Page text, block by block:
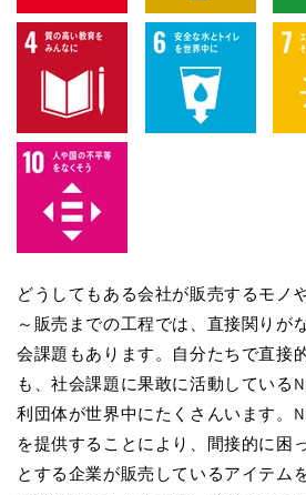
どうしてもある会社が販売するモノ
～販売までの工程では、直接関りが
会課題もあります。自分たちで直接
も、社会課題に果敢に活動している
利団体が世界中にたくさんいます。
を提供することにより、間接的に困
とする企業が販売しているアイテム